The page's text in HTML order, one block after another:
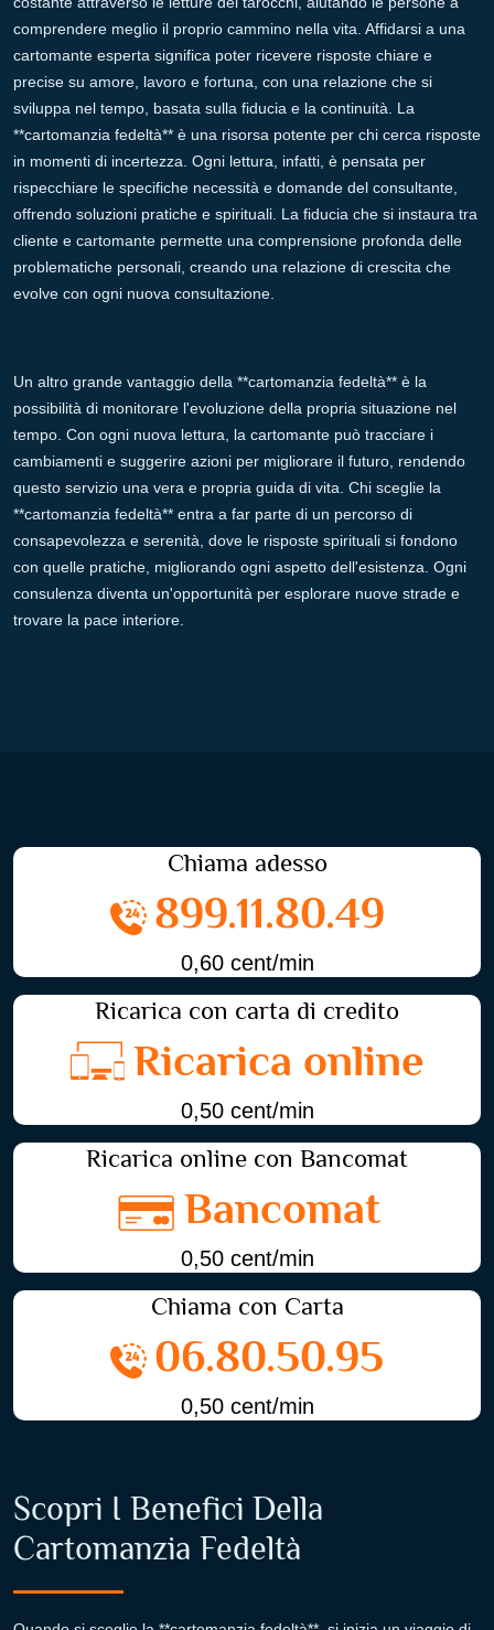
comprendere meglio il proprio cammino nella vita. Affidarsi a una
cartomante esperta significa poter ricevere risposte chiare e
precise su amore, lavoro e fortuna, con una relazione che si
sviluppa nel tempo, basata sulla fiducia e la continuità. La
**cartomanzia fedeltà** è una risorsa potente per chi cerca risposte
in momenti di incertezza. Ogni lettura, infatti, è pensata per
rispecchiare le specifiche necessità e domande del consultante,
offrendo soluzioni pratiche e spirituali. La fiducia che si instaura tra
cliente e cartomante permette una comprensione profonda delle
problematiche personali, creando una relazione di crescita che
evolve con ogni nuova consultazione.
Un altro grande vantaggio della **cartomanzia fedeltà** è la
possibilità di monitorare l'evoluzione della propria situazione nel
tempo. Con ogni nuova lettura, la cartomante può tracciare i
cambiamenti e suggerire azioni per migliorare il futuro, rendendo
questo servizio una vera e propria guida di vita. Chi sceglie la
**cartomanzia fedeltà** entra a far parte di un percorso di
consapevolezza e serenità, dove le risposte spirituali si fondono
con quelle pratiche, migliorando ogni aspetto dell'esistenza. Ogni
consulenza diventa un'opportunità per esplorare nuove strade e
trovare la pace interiore.
Chiama adesso
899.11.80.49
0,60 cent/min
Ricarica con carta di credito
Ricarica online
0,50 cent/min
Ricarica online con Bancomat
Bancomat
0,50 cent/min
Chiama con Carta
06.80.50.95
0,50 cent/min
Scopri I Benefici Della
Cartomanzia Fedeltà